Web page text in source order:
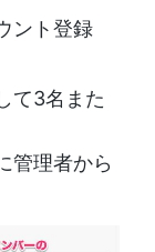
ント登録
て3名また
管理者から